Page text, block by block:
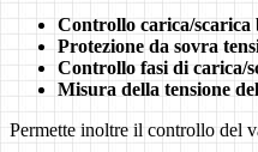
Controllo carica/scarica
Protezione da sovra
Controllo fasi di carica/
Misura della tensione
Permette inoltre il controllo del